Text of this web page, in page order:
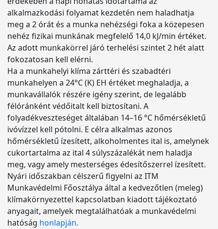
alkalmazkodási folyamat kezdetén nem haladhatja
meg a 2 órát és a munka nehézségi foka a közepesen
nehéz fizikai munkának megfelelő 14,0 kJ/min értéket.
Az adott munkakörrel járó terhelési szintet 2 hét alatt
fokozatosan kell elérni.
Ha a munkahelyi klíma zárttéri és szabadtéri
munkahelyen a 24°C (K) EH értéket meghaladja, a
munkavállalók részére igény szerint, de legalább
félóránként védőitalt kell biztosítani. A
folyadékveszteséget általában 14–16 °C hőmérsékletű
ivóvízzel kell pótolni. E célra alkalmas azonos
hőmérsékletű ízesített, alkoholmentes ital is, amelynek
cukortartalma az ital 4 súlyszázalékát nem haladja
meg, vagy amely mesterséges édesítőszerrel ízesített.
Nyári időszakban célszerű figyelni az ITM
Munkavédelmi Főosztálya által a kedvezőtlen (meleg)
klímakörnyezettel kapcsolatban kiadott tájékoztató
anyagait, amelyek megtalálhatóak a munkavédelmi
hatóság honlapján.